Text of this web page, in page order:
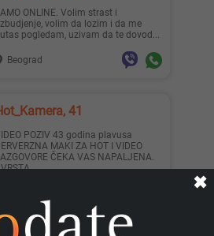
volim da lozim i da me
pogledam, uzivam da te dovod...
Beograd
Hot_Kamera, 41
MAKI ZA HOT I VIDEO
ČEKA VAS NAPALJENA.
...
✖